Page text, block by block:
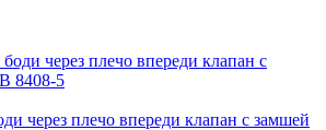
через плечо впереди клапан с замшей